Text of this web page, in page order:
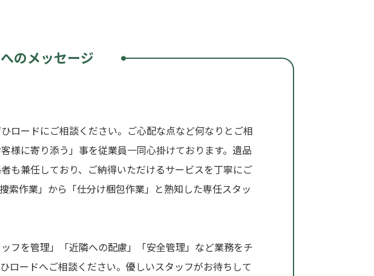
のメッセージ
ロードにご相談ください。ご心配な点など何なりとご相
様に寄り添う」事を従業員一同心掛けております。遺品
も兼任しており、ご納得いただけるサービスを丁寧にご
索作業」から「仕分け梱包作業」と熟知した専任スタッ
フを管理」「近隣への配慮」「安全管理」など業務をチ
ロードへご相談ください。優しいスタッフがお待ちして